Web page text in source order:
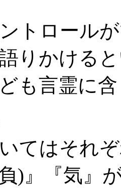
トロール
りかける
も言霊に
てはそれ
)』『気』